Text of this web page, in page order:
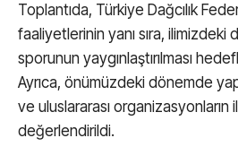
Toplantıda, Türkiye Dağcılık
faaliyetlerinin yanı sıra, ilimizdeki
sporunun yaygınlaştırılması
Ayrıca, önümüzdeki dönemde
ve uluslararası organizasyonların
değerlendirildi.